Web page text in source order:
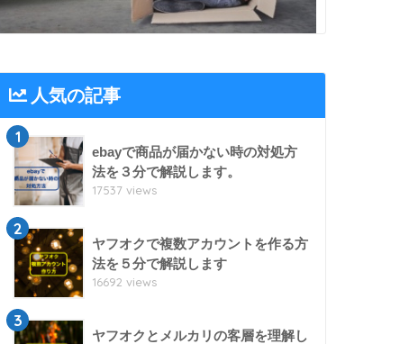
人気の記事
1
ebayで商品が届かない時の対処方
法を３分で解説します。
17537 views
2
ヤフオクで複数アカウントを作る方
法を５分で解説します
16692 views
3
ヤフオクとメルカリの客層を理解し